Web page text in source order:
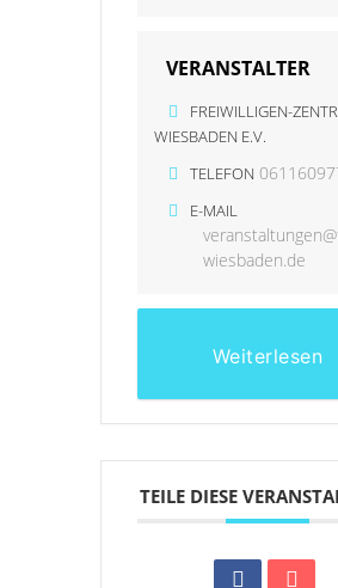
VERANSTALTER
FREIWILLIGEN-
WIESBADEN E.V.
TELEFON
E-MAIL
wiesbaden.de
Weiterlesen
TEILE DIESE